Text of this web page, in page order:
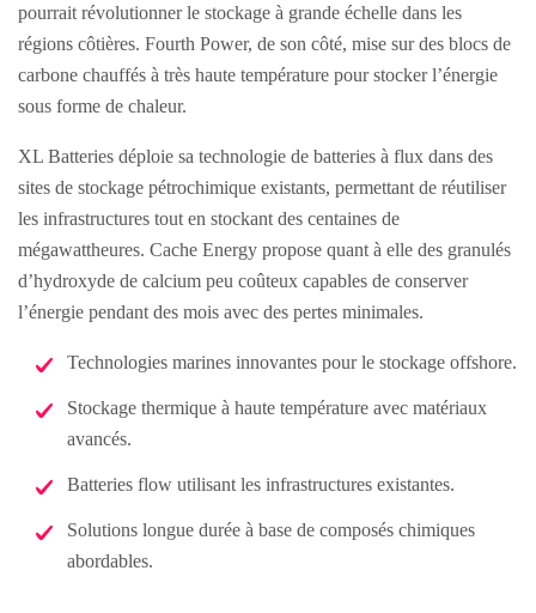
pourrait révolutionner le stockage à grande échelle dans les
régions côtières. Fourth Power, de son côté, mise sur des blocs de
carbone chauffés à très haute température pour stocker l’énergie
sous forme de chaleur.
XL Batteries déploie sa technologie de batteries à flux dans des
sites de stockage pétrochimique existants, permettant de réutiliser
les infrastructures tout en stockant des centaines de
mégawattheures. Cache Energy propose quant à elle des granulés
d’hydroxyde de calcium peu coûteux capables de conserver
l’énergie pendant des mois avec des pertes minimales.
Technologies marines innovantes pour le stockage offshore.
Stockage thermique à haute température avec matériaux
avancés.
Batteries flow utilisant les infrastructures existantes.
Solutions longue durée à base de composés chimiques
abordables.